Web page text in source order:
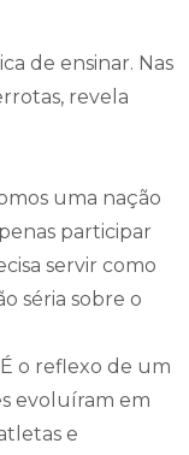
de ensinar. Nas
revela
uma nação
participar
servir como
séria sobre o
o reflexo de um
evoluíram em
e